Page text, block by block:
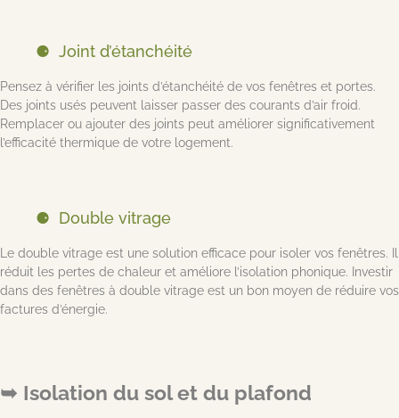
Joint d’étanchéité
Pensez à vérifier les joints d’étanchéité de vos fenêtres et portes.
Des joints usés peuvent laisser passer des courants d’air froid.
Remplacer ou ajouter des joints peut améliorer significativement
l’efficacité thermique de votre logement.
Double vitrage
Le double vitrage est une solution efficace pour isoler vos fenêtres. Il
réduit les pertes de chaleur et améliore l’isolation phonique. Investir
dans des fenêtres à double vitrage est un bon moyen de réduire vos
factures d’énergie.
Isolation du sol et du plafond